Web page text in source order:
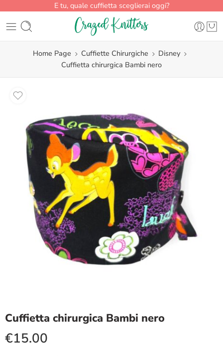
E tu, quale cuffietta sceglierai oggi?
Home Page Cuffiette Chirurgiche
Disney
Cuffietta chirurgica Bambi nero
Cuffietta chirurgica Bambi nero
€15.00